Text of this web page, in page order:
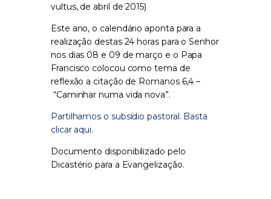
vultus, de abril de 2015)
Este ano, o calendário aponta para a
realização destas 24 horas para o Senhor
nos dias 08 e 09 de março e o Papa
Francisco colocou como tema de
reflexão a citação de Romanos 6,4 –
“Caminhar numa vida nova”.
Partilhamos o subsídio pastoral. Basta
clicar aqui.
Documento disponibilizado pelo
Dicastério para a Evangelização.